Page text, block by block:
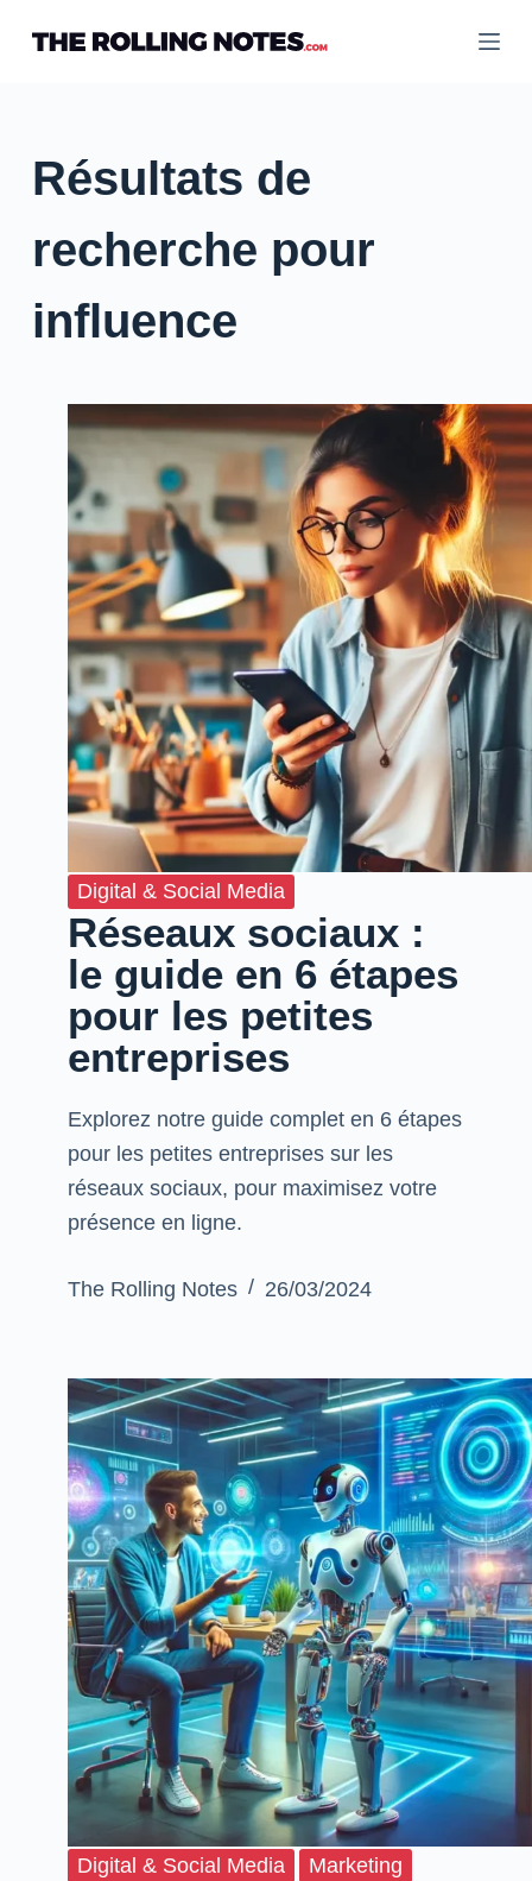
Résultats de
recherche pour
influence
Digital & Social Media
Réseaux sociaux :
le guide en 6 étapes
pour les petites
entreprises
Explorez notre guide complet en 6 étapes
pour les petites entreprises sur les
réseaux sociaux, pour maximisez votre
présence en ligne.
The Rolling Notes 26/03/2024
Digital & Social Media Marketing